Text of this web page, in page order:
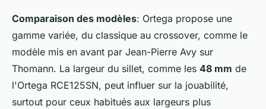
Comparaison des modèles: Ortega propose une
gamme variée, du classique au crossover, comme le
modèle mis en avant par Jean-Pierre Avy sur
Thomann. La largeur du sillet, comme les 48 mm de
l'Ortega RCE125SN, peut influer sur la jouabilité,
surtout pour ceux habitués aux largeurs plus